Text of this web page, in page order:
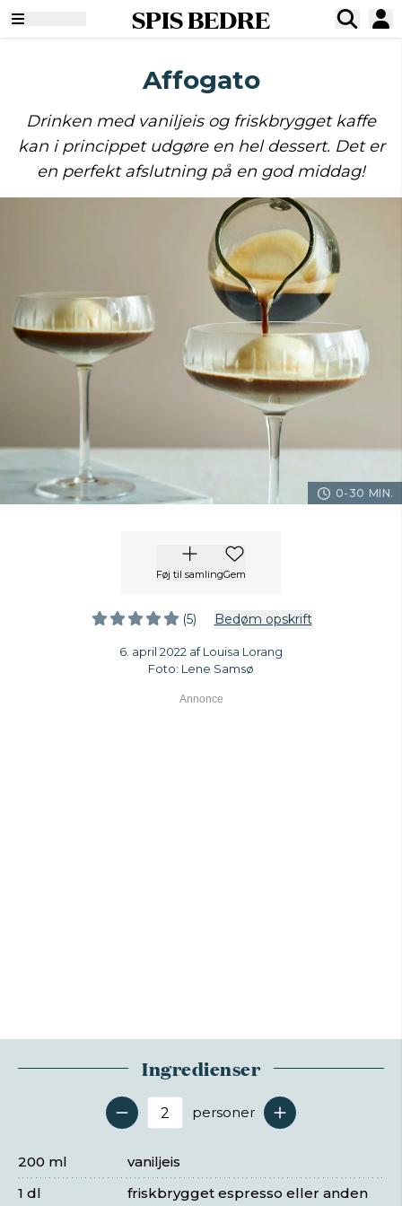
SPIS BEDRE
Affogato
Drinken med vaniljeis og friskbrygget kaffe
kan i princippet udgøre en hel dessert. Det er
en perfekt afslutning på en god middag!
0-30 MIN.
Føj til samlingGem
(5) Bedøm opskrift
6. april 2022 af Louisa Lorang
Foto: Lene Samsø
Ingredienser
Antal serveringer
personer
vaniljeis
200 ml
friskbrygget espresso eller anden
1 dl